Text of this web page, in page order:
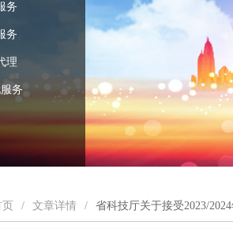
务
务
理
务
/ 文章详情 / 省科技厅关于接受2023/